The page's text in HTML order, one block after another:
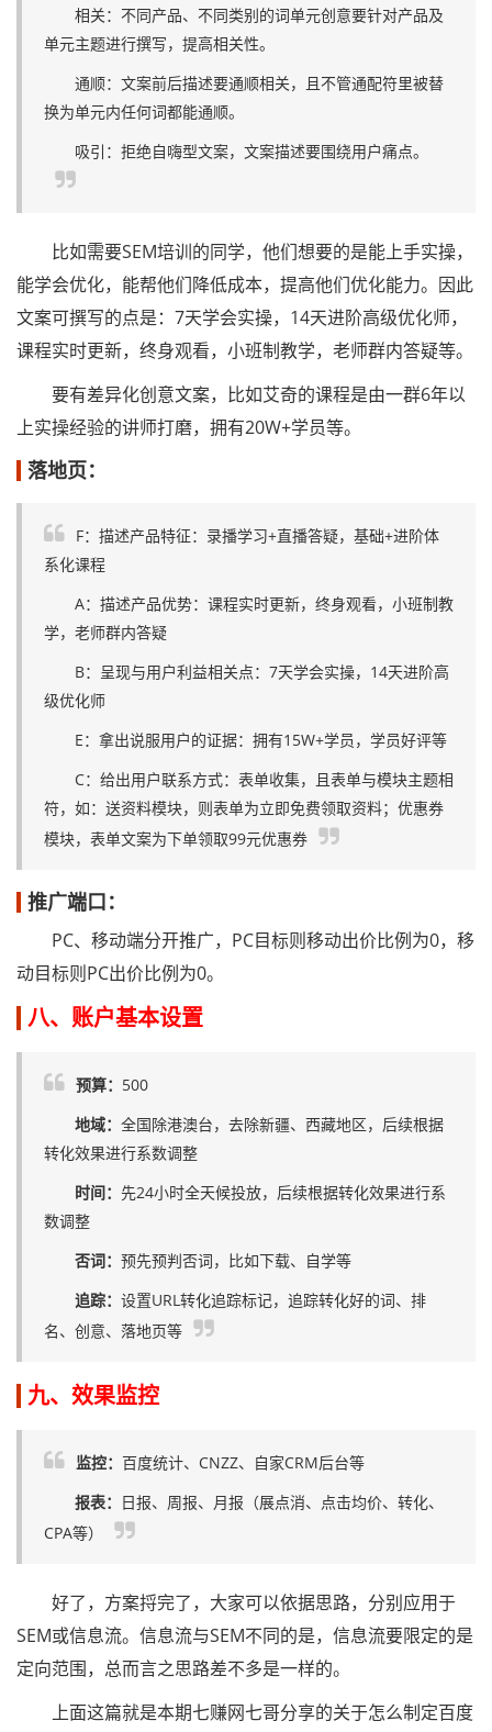
相关：不同产品、不同类别的词单元创意要针对产品及
单元主题进行撰写，提高相关性。
通顺：文案前后描述要通顺相关，且不管通配符里被替
换为单元内任何词都能通顺。
吸引：拒绝自嗨型文案，文案描述要围绕用户痛点。
比如需要SEM培训的同学，他们想要的是能上手实操，
能学会优化，能帮他们降低成本，提高他们优化能力。因此
文案可撰写的点是：7天学会实操，14天进阶高级优化师，
课程实时更新，终身观看，小班制教学，老师群内答疑等。
要有差异化创意文案，比如艾奇的课程是由一群6年以
上实操经验的讲师打磨，拥有20W+学员等。
落地页：
F：描述产品特征：录播学习+直播答疑，基础+进阶体
系化课程
A：描述产品优势：课程实时更新，终身观看，小班制教
学，老师群内答疑
B：呈现与用户利益相关点：7天学会实操，14天进阶高
级优化师
E：拿出说服用户的证据：拥有15W+学员，学员好评等
C：给出用户联系方式：表单收集，且表单与模块主题相
符，如：送资料模块，则表单为立即免费领取资料；优惠券
模块，表单文案为下单领取99元优惠券
推广端口：
PC、移动端分开推广，PC目标则移动出价比例为0，移
动目标则PC出价比例为0。
八、账户基本设置
预算： 500
地域： 全国除港澳台，去除新疆、西藏地区，后续根据
转化效果进行系数调整
时间： 先24小时全天候投放，后续根据转化效果进行系
数调整
否词： 预先预判否词，比如下载、自学等
追踪： 设置URL转化追踪标记，追踪转化好的词、排
名、创意、落地页等
九、效果监控
监控： 百度统计、CNZZ、自家CRM后台等
报表： 日报、周报、月报（展点消、点击均价、转化、
CPA等）
好了，方案捋完了，大家可以依据思路，分别应用于
SEM或信息流。信息流与SEM不同的是，信息流要限定的是
定向范围，总而言之思路差不多是一样的。
上面这篇就是本期七赚网七哥分享的关于怎么制定百度